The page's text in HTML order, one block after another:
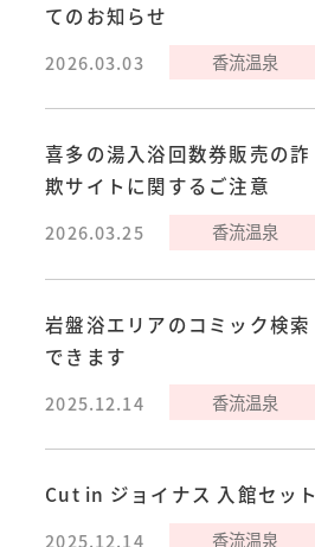
てのお知らせ
2026.03.03 香流温泉
喜多の湯入浴回数券販売の詐
欺サイトに関するご注意
2026.03.25 香流温泉
岩盤浴エリアのコミック検索
できます
2025.12.14 香流温泉
Cut in ジョイナス 入館セット
2025.12.14 香流温泉